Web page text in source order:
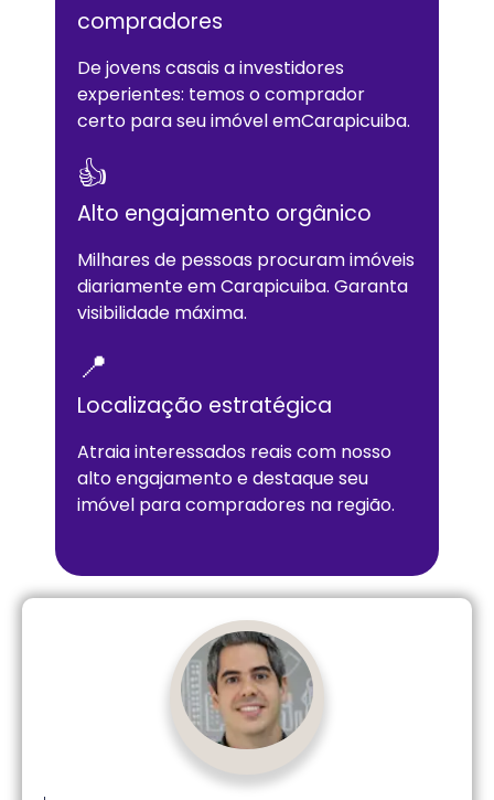
compradores
De jovens casais a investidores
experientes: temos o comprador
certo para seu imóvel emCarapicuiba.
👍
Alto engajamento orgânico
Milhares de pessoas procuram imóveis
diariamente emCarapicuiba. Garanta
visibilidade máxima.
📍
Localização estratégica
Atraia interessados reais com nosso
alto engajamento e destaque seu
imóvel para compradores na região.